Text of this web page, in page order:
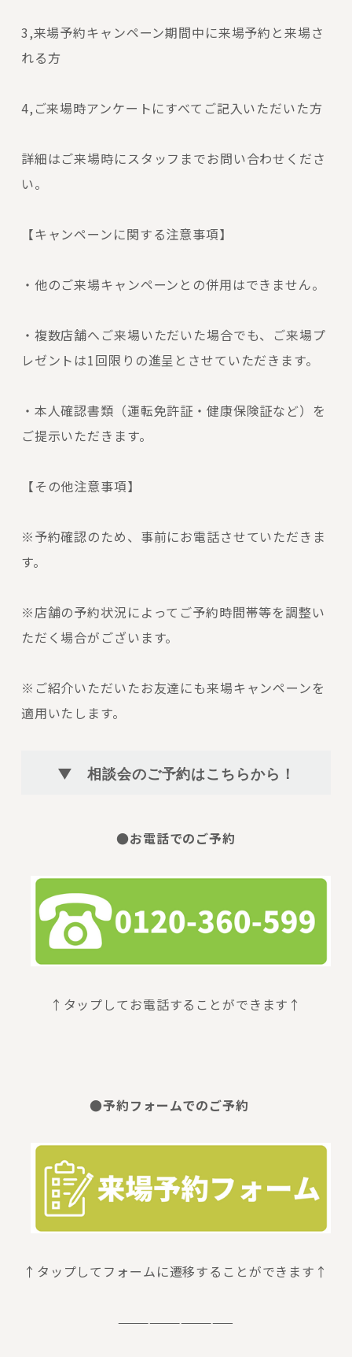
3,来場予約キャンペーン期間中に来場予約と来場さ
れる方
4,ご来場時アンケートにすべてご記入いただいた方
詳細はご来場時にスタッフまでお問い合わせくださ
い。
【キャンペーンに関する注意事項】
・他のご来場キャンペーンとの併用はできません。
・複数店舗へご来場いただいた場合でも、ご来場プ
レゼントは1回限りの進呈とさせていただきます。
・本人確認書類（運転免許証・健康保険証など）を
ご提示いただきます。
【その他注意事項】
※予約確認のため、事前にお電話させていただきま
す。
※店舗の予約状況によってご予約時間帯等を調整い
ただく場合がございます。
※ご紹介いただいたお友達にも来場キャンペーンを
適用いたします。
▼ 相談会のご予約はこちらから！
●お電話でのご予約
↑タップしてお電話することができます↑
●予約フォームでのご予約
↑タップしてフォームに遷移することができます↑
———————————